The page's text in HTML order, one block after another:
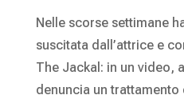
Nelle scorse settimane
suscitata dall’attrice e
The Jackal: in un video,
denuncia un trattamento